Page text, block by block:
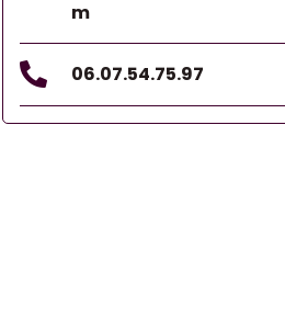
m
 06.07.54.75.97